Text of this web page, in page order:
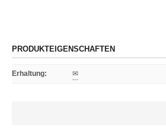
PRODUKTEIGENSCHAFTEN
Erhaltung: ✉